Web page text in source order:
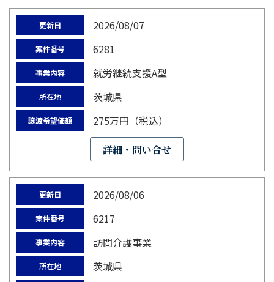
更新日 2026/08/07
案件番号 6281
事業内容 就労継続支援A型
所在地 茨城県
譲渡希望価額 275万円（税込）
詳細・問い合せ
更新日 2026/08/06
案件番号 6217
事業内容 訪問介護事業
所在地 茨城県